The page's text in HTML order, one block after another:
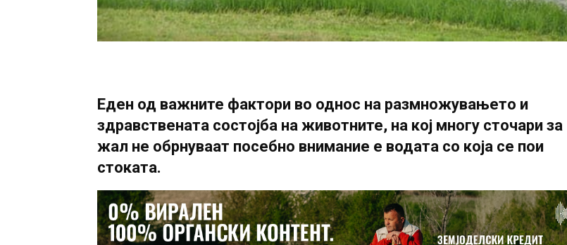
Еден од важните фактори во однос на размножувањето и
здравствената состојба на животните, на кој многу сточари за
жал не обрнуваат посебно внимание е водата со која се пои
стоката.